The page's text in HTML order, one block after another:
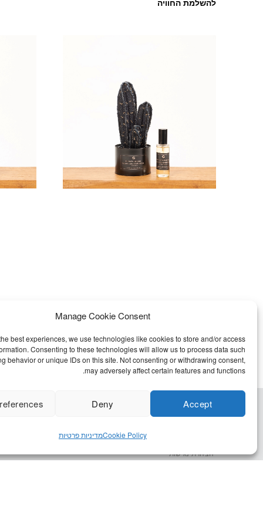
Manage Cookie Consent
best experiences, we use technologies like cookies to store and/or access
Consenting to these technologies will allow us to process data such
behavior or unique IDs on this site. Not consenting or withdrawing consent,
may adversely affect certain features and functions.
Accept
Deny
Cookie Policyמדיניות פרטיות
להשלמת החוויה
שאלות נפוצות
הצהרת נגישות